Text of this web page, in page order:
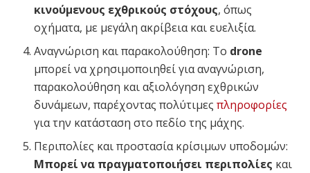
κινούμενους εχθρικούς στόχους, όπως
οχήματα, με μεγάλη ακρίβεια και ευελιξία.
Αναγνώριση και παρακολούθηση: Το drone
μπορεί να χρησιμοποιηθεί για αναγνώριση,
παρακολούθηση και αξιολόγηση εχθρικών
δυνάμεων, παρέχοντας πολύτιμεςπληροφορίες
για την κατάσταση στο πεδίο της μάχης.
Περιπολίες και προστασία κρίσιμων υποδομών:
Mπορεί να πραγματοποιήσει περιπολίες και